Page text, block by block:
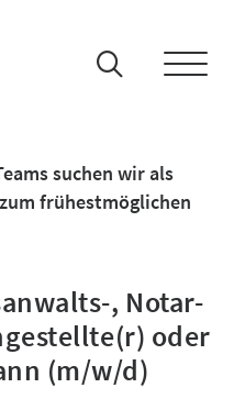
suchen wir als
frühestmöglichen
, Notar-
oder
(m/w/d)